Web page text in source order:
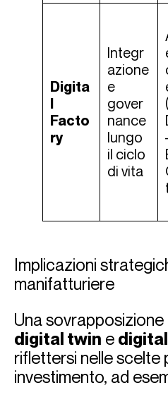
Digita
l
Facto
ry
Integr
azione
e
gover
nance
lungo
il ciclo
di vita
Implicazioni
manifatturiere
Una
digital twin e
riflettersi nelle scelte
investimento, ad